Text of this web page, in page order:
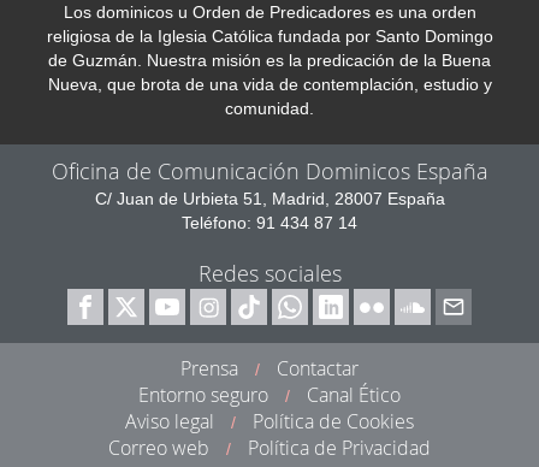
Los dominicos u Orden de Predicadores es una orden
religiosa de la Iglesia Católica fundada por Santo Domingo
de Guzmán. Nuestra misión es la predicación de la Buena
Nueva, que brota de una vida de contemplación, estudio y
comunidad.
Oficina de Comunicación Dominicos España
C/ Juan de Urbieta 51, Madrid, 28007 España
Teléfono: 91 434 87 14
Redes sociales
Prensa /
Contactar
Entorno seguro
/
Canal Ético
Aviso legal
/
Política de Cookies
Correo web
/ Política de Privacidad